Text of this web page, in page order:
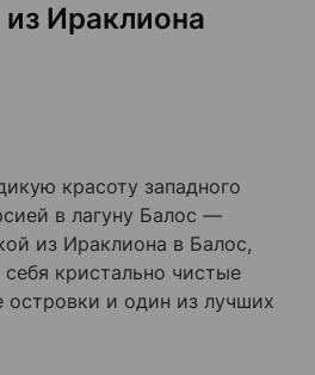
из Ираклиона
красоту западного
в лагуну Балос —
из Ираклиона в Балос,
кристально чистые
островки и один из лучших